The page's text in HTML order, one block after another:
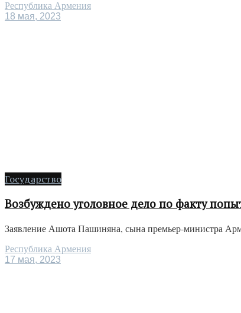
Республика Армения
18 мая, 2023
Государство
Возбуждено уголовное дело по факту
Заявление Ашота Пашиняна, сына премьер-министра
Республика Армения
17 мая, 2023